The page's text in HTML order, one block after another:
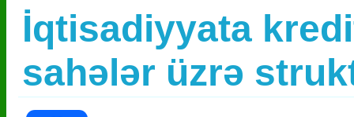
İqtisadiyyata
sahələr üzrə